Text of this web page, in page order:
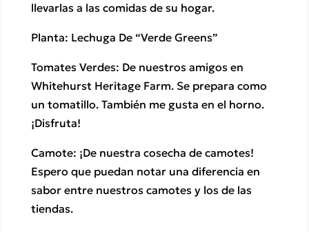
llevarlas a las comidas de su hogar.
Planta: Lechuga De “Verde Greens”
Tomates Verdes: De nuestros amigos en
Whitehurst Heritage Farm. Se prepara como
un tomatillo. También me gusta en el horno.
¡Disfruta!
Camote: ¡De nuestra cosecha de camotes!
Espero que puedan notar una diferencia en
sabor entre nuestros camotes y los de las
tiendas.